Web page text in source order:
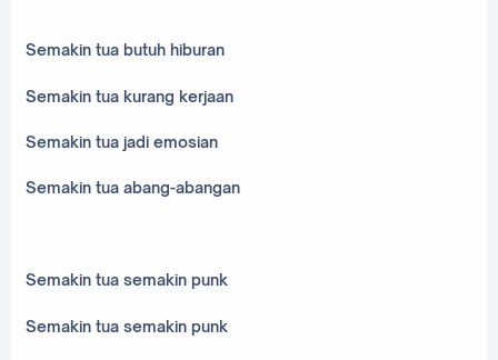
Semakin tua butuh hiburan
Semakin tua kurang kerjaan
Semakin tua jadi emosian
Semakin tua abang-abangan
Semakin tua semakin punk
Semakin tua semakin punk